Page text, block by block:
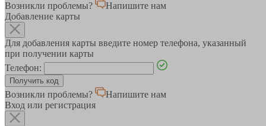
Возникли проблемы?
Напишите нам
Добавление карты
Для добавления карты введите номер телефона, указанный
при получении карты
Телефон:
Возникли проблемы?
Напишите нам
Вход или регистрация